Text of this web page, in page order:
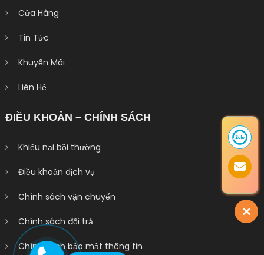
Cửa Hàng
Tin Tức
Khuyến Mãi
Liên Hệ
ĐIỀU KHOẢN – CHÍNH SÁCH
Khiếu nại bồi thường
Điều khoản dịch vụ
Chính sách vận chuyển
Chính sách đổi trả
Chính sách bảo mật thông tin